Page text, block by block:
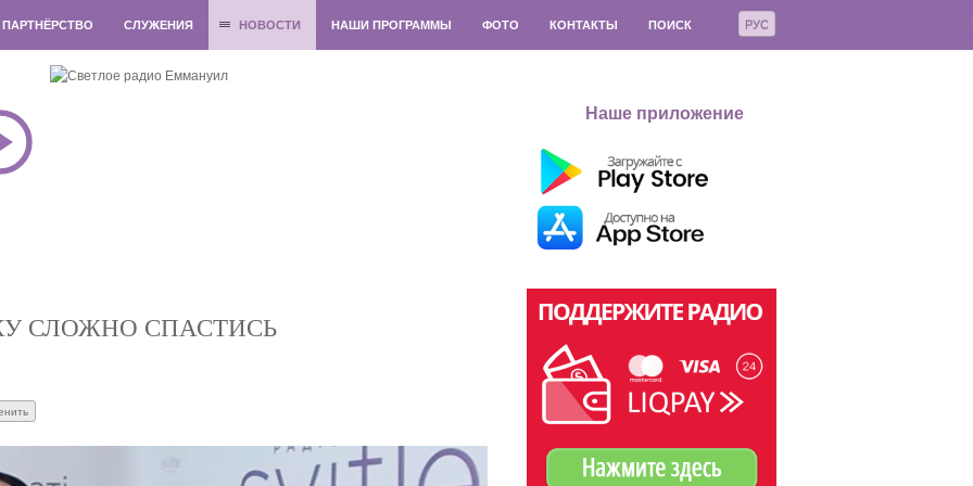
РУС
ПАРТНЁРСТВО СЛУЖЕНИЯ НОВОСТИ НАШИ ПРОГРАММЫ ФОТО КОНТАКТЫ ПОИСК
Наше приложение
СЛОЖНО СПАСТИСЬ